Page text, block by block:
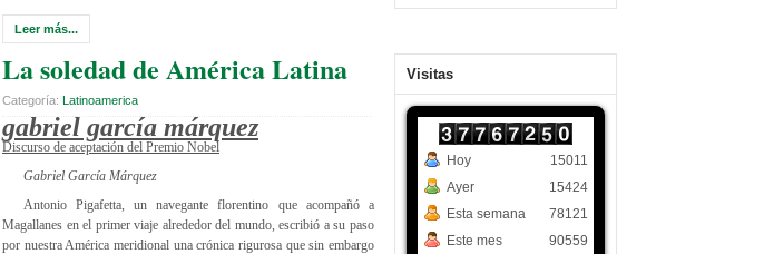
Leer más...
La soledad de América Latina
Categoría: Latinoamerica
gabriel garcía márquez
Discurso de aceptación del Premio Nobel
Gabriel García Márquez
Antonio Pigafetta, un navegante florentino que acompañó a
Magallanes en el primer viaje alrededor del mundo, escribió a su paso
por nuestra América meridional una crónica rigurosa que sin embargo
Visitas
Hoy
Ayer
Esta semana
Este mes
15011
15424
78121
90559